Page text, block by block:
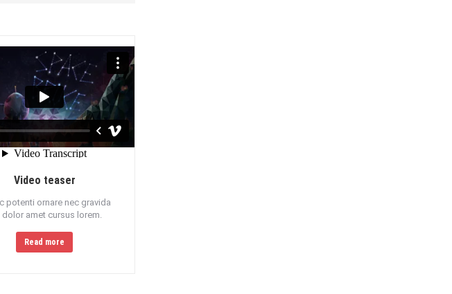
Video teaser
potenti ornare nec gravida
dolor amet cursus lorem.
Read more